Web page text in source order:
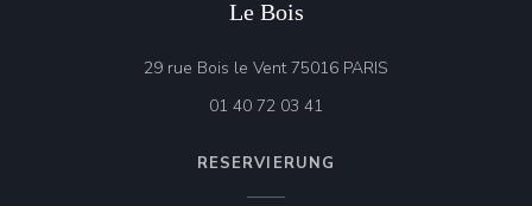
Le Bois
29 rue Bois le Vent 75016 PARIS
01 40 72 03 41
RESERVIERUNG